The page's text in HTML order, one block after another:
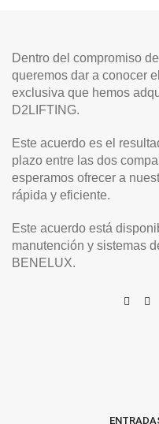
Dentro del compromiso
queremos dar a conocer
exclusiva que hemos
D2LIFTING.
Este acuerdo es el
plazo entre las dos
esperamos ofrecer a
rápida y eficiente.
Este acuerdo está
manutención y sistemas
BENELUX.